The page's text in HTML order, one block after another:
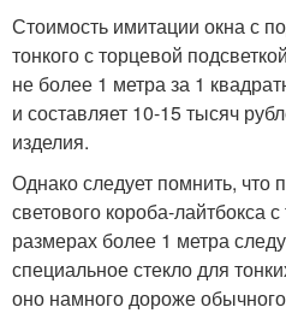
Стоимость имитации окна с
тонкого с торцевой
не более 1 метра за 1
и составляет 10-15 тысяч
изделия.
Однако следует помнить, что
светового короба-лайтбокса
размерах более 1 метра
специальное стекло для
оно намного дороже